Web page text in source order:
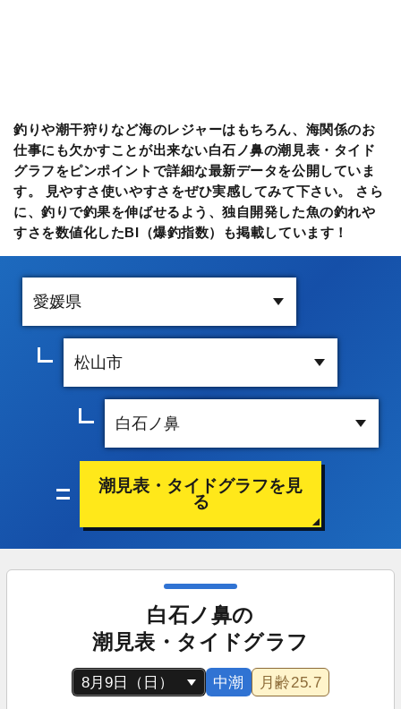
釣りや潮干狩りなど海のレジャーはもちろん、海関係のお
仕事にも欠かすことが出来ない白石ノ鼻の潮見表・タイド
グラフをピンポイントで詳細な最新データを公開していま
す。 見やすさ使いやすさをぜひ実感してみて下さい。 さら
に、釣りで釣果を伸ばせるよう、独自開発した魚の釣れや
すさを数値化したBI（爆釣指数）も掲載しています！
潮見表・タイドグラフを見
る
白石ノ鼻の
潮見表・タイドグラフ
中潮 月齢25.7